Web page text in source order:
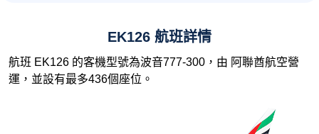
EK126 航班詳情
航班 EK126 的客機型號為波音777-300，由 阿聯酋航空營
運，並設有最多436個座位。